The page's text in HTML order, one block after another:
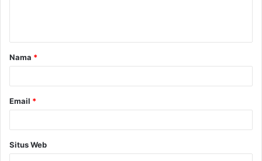
a
r
Nama *
Email *
Situs Web